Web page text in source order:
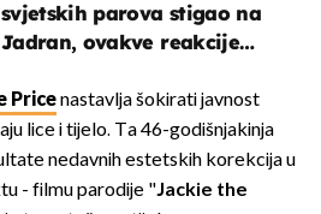
svjetskih parova stigao na
Jadran, ovakve reakcije
Pricenastavlja šokirati javnost
lice i tijelo. Ta 46-godišnjakinja
nedavnih estetskih korekcija u
- filmu parodije "Jackie the